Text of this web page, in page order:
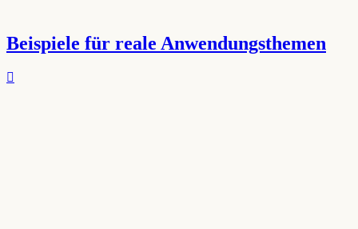
Beispiele für reale Anwendungsthemen